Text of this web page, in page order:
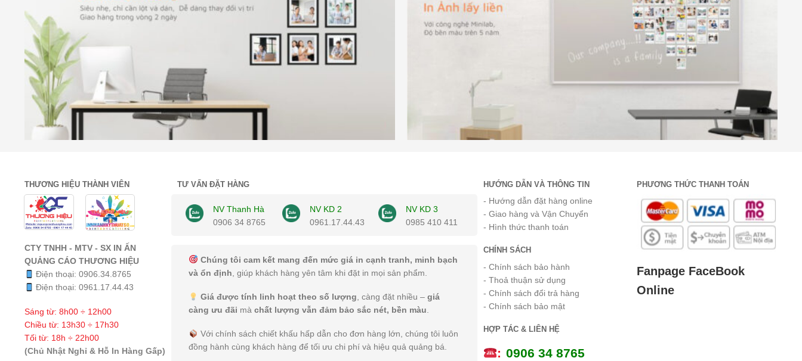
THƯƠNG HIỆU THÀNH VIÊN
CTY TNHH - MTV - SX IN ẤN
QUẢNG CÁO THƯƠNG HIỆU
Điện thoại:0906.34.8765
Điện thoại:0961.17.44.43
Sáng từ: 8h00 ÷ 12h00
Chiều từ: 13h30 ÷ 17h30
Tối từ: 18h ÷ 22h00
(Chủ Nhật Nghỉ & Hỗ In Hàng Gấp)
TƯ VẤN ĐẶT HÀNG
NV Thanh Hà
0906 34 8765
NV KD 2
0961.17.44.43
NV KD 3
0985 410 411
Chúng tôi cam kết mang đến mức giá in cạnh tranh, minh bạch
và ổn định , giúp khách hàng yên tâm khi đặt in mọi sản phẩm.
Giá được tính linh hoạt theo số lượng, càng đặt nhiều – giá
càng ưu đãi màchất lượng vẫn đảm bảo sắc nét, bền màu.
Với chính sách chiết khấu hấp dẫn cho đơn hàng lớn, chúng tôi luôn
đồng hành cùng khách hàng để tối ưu chi phí và hiệu quả quảng bá.
HƯỚNG DẪN VÀ THÔNG TIN
- Hướng dẫn đặt hàng online
- Giao hàng và Vận Chuyển
- Hình thức thanh toán
CHÍNH SÁCH
- Chính sách bảo hành
- Thoả thuận sử dụng
- Chính sách đổi trả hàng
- Chính sách bảo mật
HỢP TÁC & LIÊN HỆ
: 0906 34 8765
PHƯƠNG THỨC THANH TOÁN
Fanpage FaceBook
Online